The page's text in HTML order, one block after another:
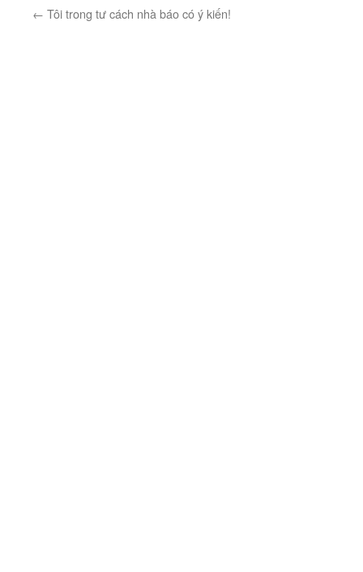
← Tôi trong tư cách nhà báo có ý kiến!